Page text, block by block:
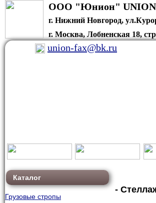
ООО
г. Нижний Новгород,
г. Москва, Лобненская 18,
union-fax@bk.ru
Каталог
Грузовые стропы
-